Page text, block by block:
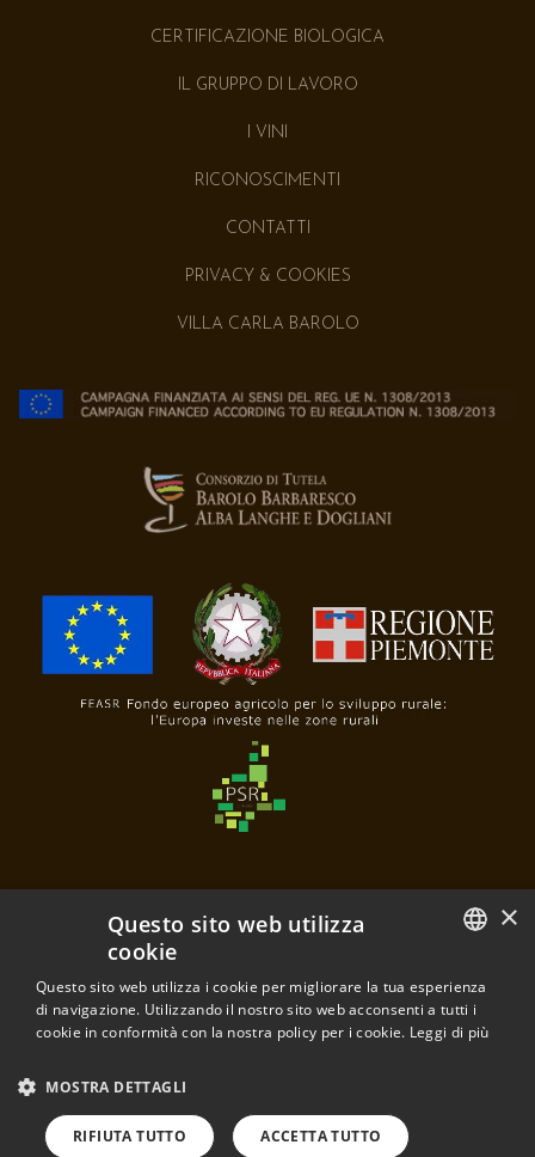
CERTIFICAZIONE BIOLOGICA
IL GRUPPO DI LAVORO
I VINI
RICONOSCIMENTI
CONTATTI
PRIVACY & COOKIES
VILLA CARLA BAROLO
Poderi e Cantine Oddero
di Mariacristina Oddero e Mariavittoria Oddero s.s.a.
Frazione Santa Maria, 28
12064 La Morra - Cuneo - Italia
ITALIAN
ENGLISH
×
Questo sito web utilizza
cookie
Questo sito web utilizza i cookie per migliorare la tua esperienza
di navigazione. Utilizzando il nostro sito web acconsenti a tutti i
cookie in conformità con la nostra policy per i cookie. Leggi di più
ACCETTA TUTTO
RIFIUTA TUTTO
MOSTRA DETTAGLI